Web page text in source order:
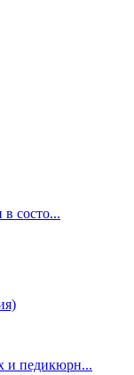
состо...
и педикюрн...